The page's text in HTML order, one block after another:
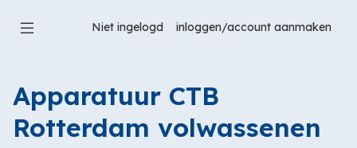
naar
Niet ingelogd
Apparatuur CTB
Rotterdam volwassenen